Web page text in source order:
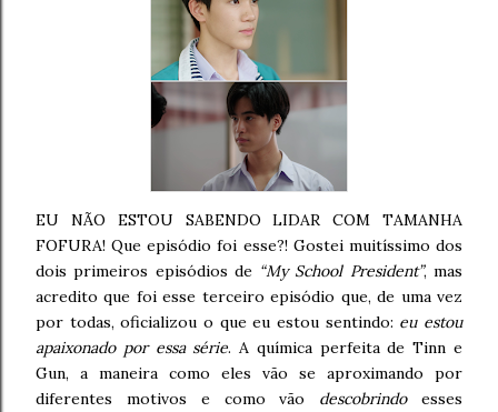
EU NÃO ESTOU SABENDO LIDAR COM TAMANHA
FOFURA! Que episódio foi esse?! Gostei muitíssimo dos
dois primeiros episódios de “My School President”, mas
acredito que foi esse terceiro episódio que, de uma vez
por todas, oficializou o que eu estou sentindo: eu estou
apaixonado por essa série. A química perfeita de Tinn e
Gun, a maneira como eles vão se aproximando por
diferentes motivos e como vão descobrindoesses